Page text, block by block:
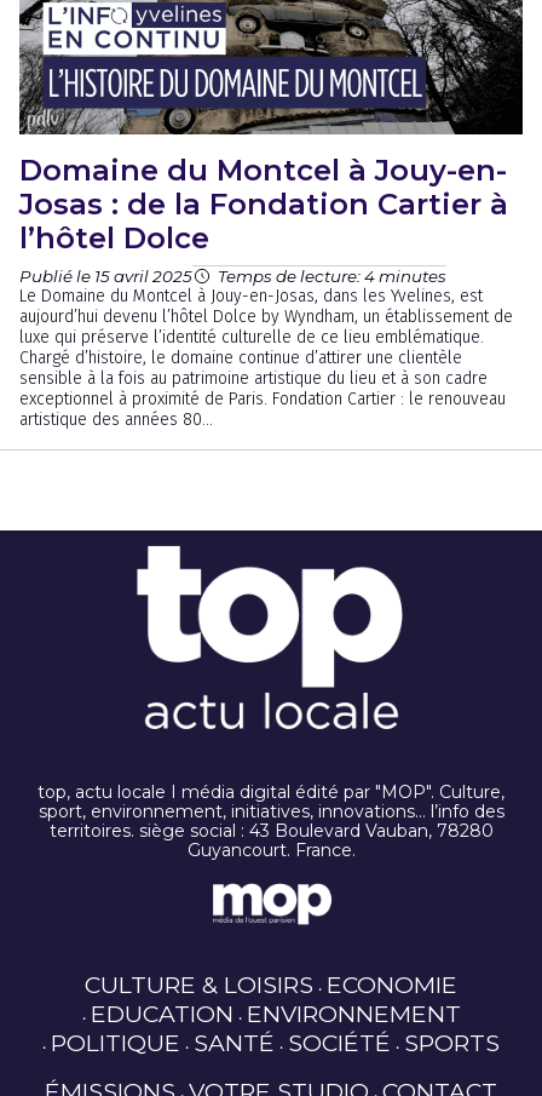
Domaine du Montcel à Jouy-en-
Josas : de la Fondation Cartier à
l’hôtel Dolce
Publié le 15 avril 2025 Temps de lecture: 4 minutes
Le Domaine du Montcel à Jouy-en-Josas, dans les Yvelines, est
aujourd’hui devenu l’hôtel Dolce by Wyndham, un établissement de
luxe qui préserve l’identité culturelle de ce lieu emblématique.
Chargé d’histoire, le domaine continue d’attirer une clientèle
sensible à la fois au patrimoine artistique du lieu et à son cadre
exceptionnel à proximité de Paris. Fondation Cartier : le renouveau
artistique des années 80...
top, actu locale I média digital édité par "MOP". Culture,
sport, environnement, initiatives, innovations… l’info des
territoires. siège social : 43 Boulevard Vauban, 78280
Guyancourt. France.
CULTURE & LOISIRS ECONOMIE
EDUCATION ENVIRONNEMENT
POLITIQUE SANTÉ SOCIÉTÉ SPORTS